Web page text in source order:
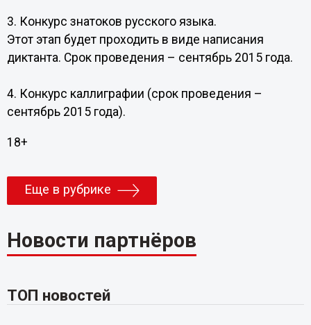
3. Конкурс знатоков русского языка.
Этот этап будет проходить в виде написания
диктанта. Срок проведения – сентябрь 2015 года.
4. Конкурс каллиграфии (срок проведения –
сентябрь 2015 года).
18+
Еще в рубрике
Новости партнёров
ТОП новостей